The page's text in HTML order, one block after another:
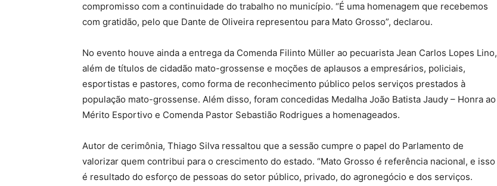
compromisso com a continuidade do trabalho no município. “É uma homenagem que recebemos
com gratidão, pelo que Dante de Oliveira representou para Mato Grosso”, declarou.
No evento houve ainda a entrega da Comenda Filinto Müller ao pecuarista Jean Carlos Lopes Lino,
além de títulos de cidadão mato-grossense e moções de aplausos a empresários, policiais,
esportistas e pastores, como forma de reconhecimento público pelos serviços prestados à
população mato-grossense. Além disso, foram concedidas Medalha João Batista Jaudy – Honra ao
Mérito Esportivo e Comenda Pastor Sebastião Rodrigues a homenageados.
Autor de cerimônia, Thiago Silva ressaltou que a sessão cumpre o papel do Parlamento de
valorizar quem contribui para o crescimento do estado. “Mato Grosso é referência nacional, e isso
é resultado do esforço de pessoas do setor público, privado, do agronegócio e dos serviços.